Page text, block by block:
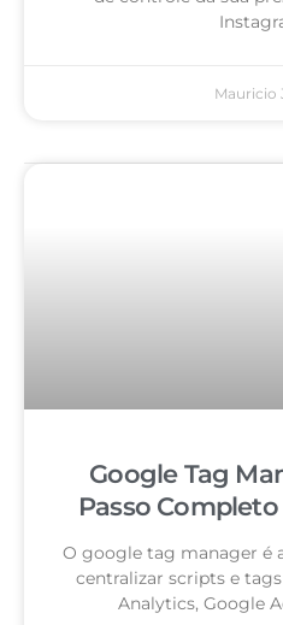
Mauricio
Google Tag
Passo
O google tag manager é
centralizar scripts e
Analytics, Google